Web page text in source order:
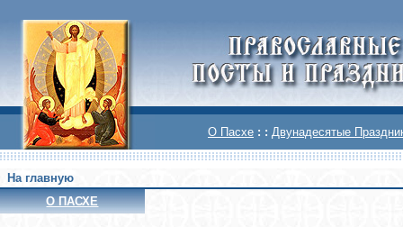
О Пасхе : : Двунадесятые
На главную
О ПАСХЕ